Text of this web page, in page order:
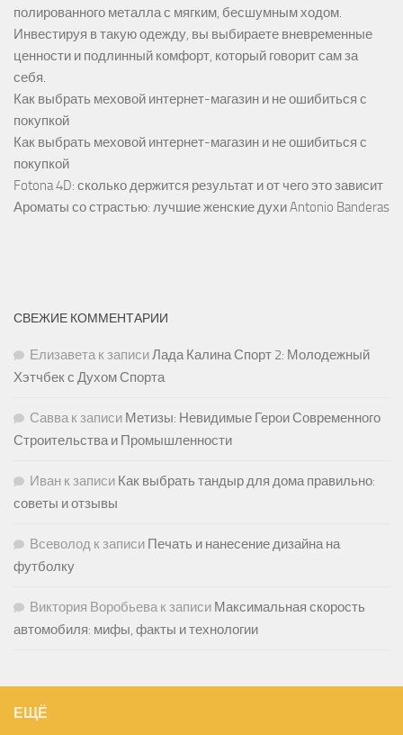
полированного металла с мягким, бесшумным ходом.
Инвестируя в такую одежду, вы выбираете вневременные
ценности и подлинный комфорт, который говорит сам за
себя.
Как выбрать меховой интернет-магазин и не ошибиться с
покупкой
Как выбрать меховой интернет-магазин и не ошибиться с
покупкой
Fotona 4D: сколько держится результат и от чего это зависит
Ароматы со страстью: лучшие женские духи Antonio Banderas
СВЕЖИЕ КОММЕНТАРИИ
Елизаветак записиЛада Калина Спорт 2: Молодежный
Хэтчбек с Духом Спорта
Саввак записи Метизы: Невидимые Герои Современного
Строительства и Промышленности
Иван к записи Как выбрать тандыр для дома правильно:
советы и отзывы
Всеволод к записи Печать и нанесение дизайна на
футболку
Виктория Воробьевак записи Максимальная скорость
автомобиля: мифы, факты и технологии
ЕЩЁ